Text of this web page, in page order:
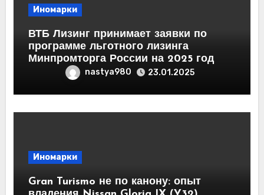
Иномарки
ВТБ Лизинг принимает заявки по
программе льготного лизинга
Минпромторга России на 2025 год
nastya980 23.01.2025
Иномарки
Gran Turismo не по канону: опыт